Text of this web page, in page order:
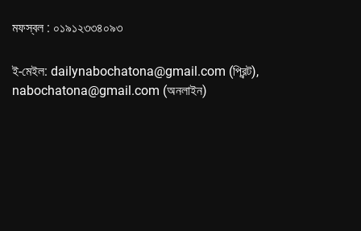
মফস্বল : ০১৯১২৩৩৪০৯৩
ই-মেইল: dailynabochatona@gmail.com (প্রিন্ট),
nabochatona@gmail.com (অনলাইন)